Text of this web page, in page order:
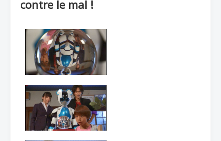
Toku-Critiques
Films
COSAA
Dessins
Artiste Asperger
Lexique
contre le mal !